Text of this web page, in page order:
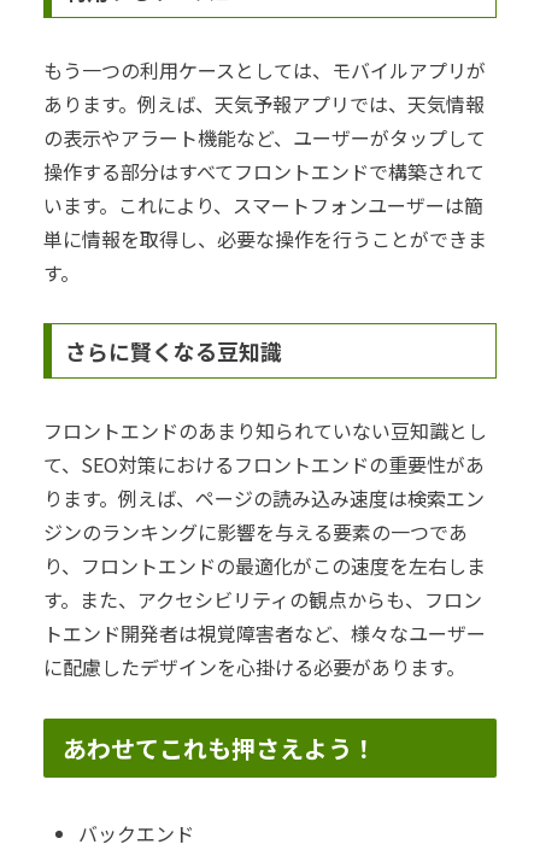
もう一つの利用ケースとしては、モバイルアプリが
あります。例えば、天気予報アプリでは、天気情報
の表示やアラート機能など、ユーザーがタップして
操作する部分はすべてフロントエンドで構築されて
います。これにより、スマートフォンユーザーは簡
単に情報を取得し、必要な操作を行うことができま
す。
さらに賢くなる豆知識
フロントエンドのあまり知られていない豆知識とし
て、SEO対策におけるフロントエンドの重要性があ
ります。例えば、ページの読み込み速度は検索エン
ジンのランキングに影響を与える要素の一つであ
り、フロントエンドの最適化がこの速度を左右しま
す。また、アクセシビリティの観点からも、フロン
トエンド開発者は視覚障害者など、様々なユーザー
に配慮したデザインを心掛ける必要があります。
あわせてこれも押さえよう！
バックエンド